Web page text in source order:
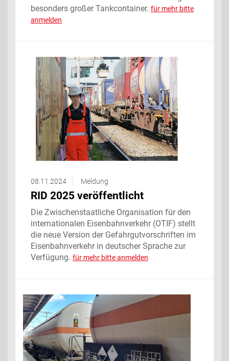
besonders großer Tankcontainer. für mehr bitte
anmelden
08.11.2024 Meldung
RID 2025 veröffentlicht
Die Zwischenstaatliche Organisation für den
internationalen Eisenbahnverkehr (OTIF) stellt
die neue Version der Gefahrgutvorschriften im
Eisenbahnverkehr in deutscher Sprache zur
Verfügung. für mehr bitte anmelden